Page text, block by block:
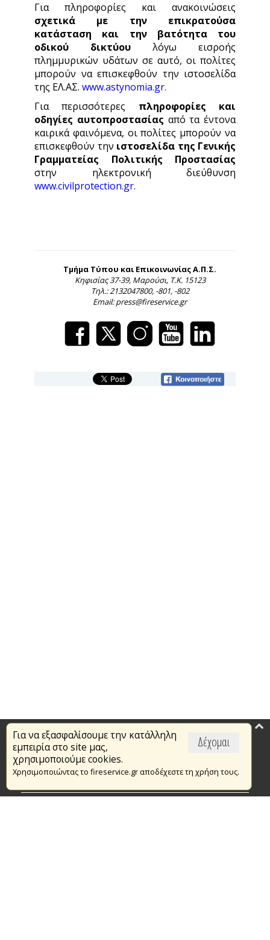
Για πληροφορίες και ανακοινώσεις
σχετικά με την επικρατούσα
κατάσταση και την βατότητα του
οδικού δικτύου λόγω εισροής
πλημμυρικών υδάτων σε αυτό, οι πολίτες
μπορούν να επισκεφθούν την ιστοσελίδα
της ΕΛ.ΑΣ. www.astynomia.gr.
Για περισσότερες πληροφορίες και
οδηγίες αυτοπροστασίας από τα έντονα
καιρικά φαινόμενα, οι πολίτες μπορούν να
επισκεφθούν την ιστοσελίδα της Γενικής
Γραμματείας Πολιτικής Προστασίας
στην ηλεκτρονική διεύθυνση
www.civilprotection.gr.
Τμήμα Τύπου και Επικοινωνίας Α.Π.Σ.
Κηφισίας 37-39, Μαρούσι, Τ.Κ. 15123
Τηλ.: 2132047800, -801, -802
Email: press@fireservice.gr
Δέχομαι
Για να εξασφαλίσουμε την κατάλληλη
εμπειρία στο site μας,
χρησιμοποιούμε cookies.
Χρησιμοποιώντας το fireservice.gr αποδέχεστε τη χρήση τους.
Επικαιρότητα
Το Πυροσβεστικό Σώμα